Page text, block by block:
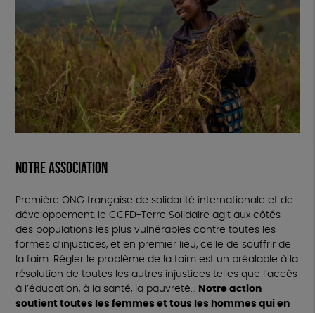
Notre association
Première ONG française de solidarité internationale et de
développement, le CCFD-Terre Solidaire agit aux côtés
des populations les plus vulnérables contre toutes les
formes d’injustices, et en premier lieu, celle de souffrir de
la faim. Régler le problème de la faim est un préalable à la
résolution de toutes les autres injustices telles que l’accès
à l’éducation, à la santé, la pauvreté… Notre action
soutient toutes les femmes et tous les hommes qui en